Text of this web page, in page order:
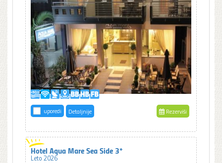
uporedi Detaljnije Rezerviši
Hotel Aqua Mare Sea Side 3*
Leto 2026